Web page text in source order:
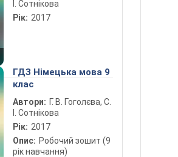
І. Сотнікова
Рік: 2017
ГДЗ Німецька мова 9
клас
Автори: Г. В. Гоголєва, С.
І. Сотнікова
Рік: 2017
Опис: Робочий зошит (9
рік навчання)